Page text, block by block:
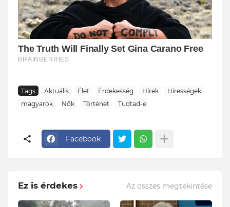
Tags Aktuális Élet Érdekesség Hírek
Hírességek
magyarok
Nők Történet Tudtad-e
Facebook
Ez is érdekes Az összes megtekintése